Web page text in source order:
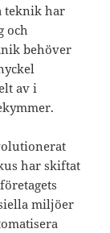
teknik har
och
behöver
av i
har skiftat
miljöer